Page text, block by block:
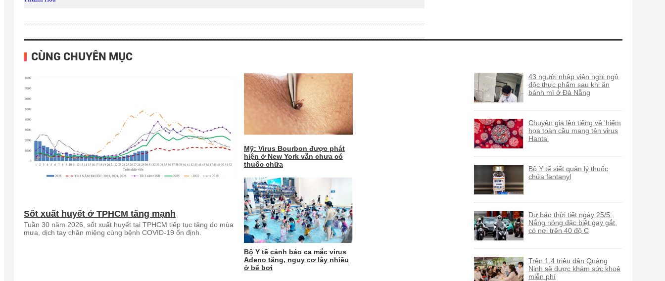
CÙNG CHUYÊN MỤC
Sốt xuất huyết ở TPHCM tăng mạnh
Tuần 30 năm 2026, sốt xuất huyết tại TPHCM tiếp tục tăng do mùa
mưa, dịch tay chân miệng cùng bệnh COVID-19 ổn định.
Mỹ: Virus Bourbon được phát
hiện ở New York vẫn chưa có
thuốc chữa
Bộ Y tế cảnh báo ca mắc virus
Adeno tăng, nguy cơ lây nhiều
ở bể bơi
43 người nhập viện nghi ngộ
độc thực phẩm sau khi ăn
bánh mì ở Đà Nẵng
Chuyên gia lên tiếng về 'hiểm
họa toàn cầu mang tên virus
Hanta'
Bộ Y tế siết quản lý thuốc
chứa fentanyl
Dự báo thời tiết ngày 25/5:
Nắng nóng đặc biệt gay gắt,
có nơi trên 40 độ C
Trên 1,4 triệu dân Quảng
Ninh sẽ được khám sức khoẻ
miễn phí